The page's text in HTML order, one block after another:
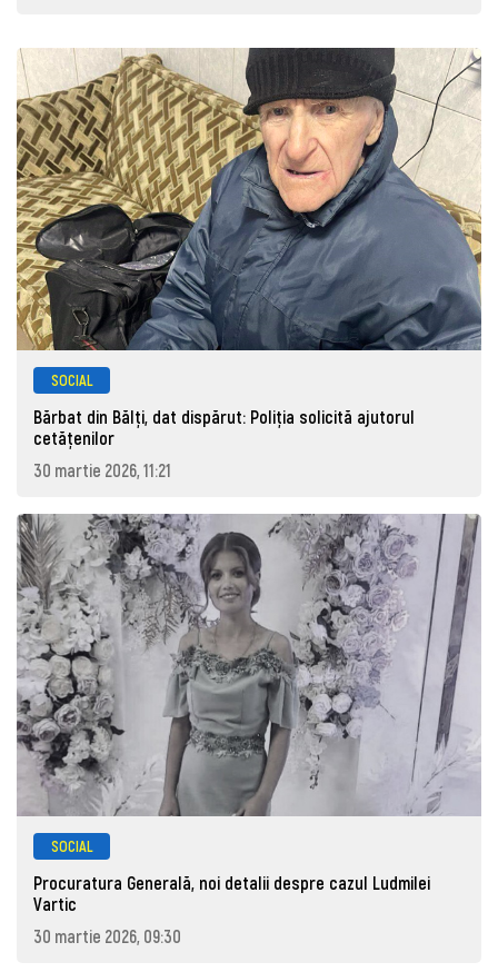
SOCIAL
Bărbat din Bălți, dat dispărut: Poliţia solicită ajutorul
cetăţenilor
30 martie 2026, 11:21
SOCIAL
Procuratura Generală, noi detalii despre cazul Ludmilei
Vartic
30 martie 2026, 09:30